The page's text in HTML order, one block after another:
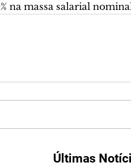
na massa salarial
Últimas